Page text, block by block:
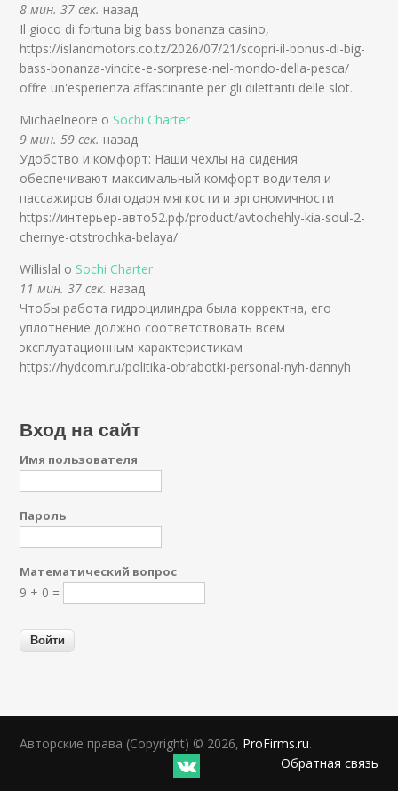
8 мин. 37 сек. назад
Il gioco di fortuna big bass bonanza casino,
https://islandmotors.co.tz/2026/07/21/scopri-il-bonus-di-big-
bass-bonanza-vincite-e-sorprese-nel-mondo-della-pesca/
offre un'esperienza affascinante per gli dilettanti delle slot.
Michaelneore о Sochi Charter
9 мин. 59 сек. назад
Удобство и комфорт: Наши чехлы на сидения
обеспечивают максимальный комфорт водителя и
пассажиров благодаря мягкости и эргономичности
https://интерьер-авто52.рф/product/avtochehly-kia-soul-2-
chernye-otstrochka-belaya/
Willislal о Sochi Charter
11 мин. 37 сек. назад
Чтобы работа гидроцилиндра была корректна, его
уплотнение должно соответствовать всем
эксплуатационным характеристикам
https://hydcom.ru/politika-obrabotki-personal-nyh-dannyh
Вход на сайт
Имя пользователя
Пароль
Математический вопрос
9 + 0 =
Авторские права (Copyright) © 2026, ProFirms.ru.
Обратная связь